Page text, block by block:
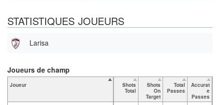
STATISTIQUES JOUEURS
Larisa
Joueur
Shots
Total
Shots
On
Target
Total
Passes
Accurat
e
Passes
Joueurs de champ